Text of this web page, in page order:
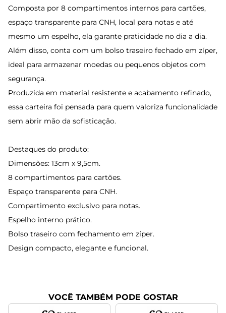
Composta por 8 compartimentos internos para cartões,
espaço transparente para CNH, local para notas e até
mesmo um espelho, ela garante praticidade no dia a dia.
Além disso, conta com um bolso traseiro fechado em zíper,
ideal para armazenar moedas ou pequenos objetos com
segurança.
Produzida em material resistente e acabamento refinado,
essa carteira foi pensada para quem valoriza funcionalidade
sem abrir mão da sofisticação.
Destaques do produto:
Dimensões: 13cm x 9,5cm.
8 compartimentos para cartões.
Espaço transparente para CNH.
Compartimento exclusivo para notas.
Espelho interno prático.
Bolso traseiro com fechamento em zíper.
Design compacto, elegante e funcional.
VOCÊ TAMBÉM PODE GOSTAR